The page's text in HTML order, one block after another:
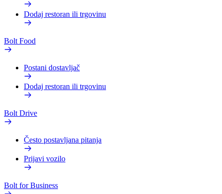
Dodaj restoran ili trgovinu
Bolt Food
Postani dostavljač
Dodaj restoran ili trgovinu
Bolt Drive
Često postavljana pitanja
Prijavi vozilo
Bolt for Business